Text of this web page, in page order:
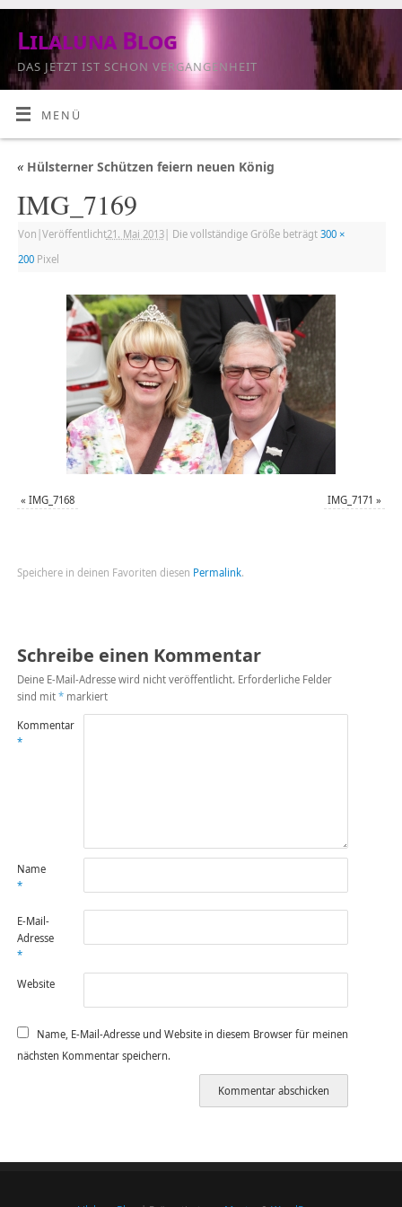
Lilaluna Blog
DAS JETZT IST SCHON VERGANGENHEIT
MENÜ
«Hülsterner Schützen feiern neuen König
IMG_7169
Von Veröffentlicht21. Mai 2013| Die vollständige Größe beträgt 300 ×
200Pixel
« IMG_7168 IMG_7171 »
Speichere in deinen Favoriten diesen Permalink.
Schreibe einen Kommentar
Deine E-Mail-Adresse wird nicht veröffentlicht. Erforderliche Felder
sind mit *markiert
Kommentar
*
Name
*
E-Mail-
Adresse
*
Website
Name, E-Mail-Adresse und Website in diesem Browser für meinen
nächsten Kommentar speichern.